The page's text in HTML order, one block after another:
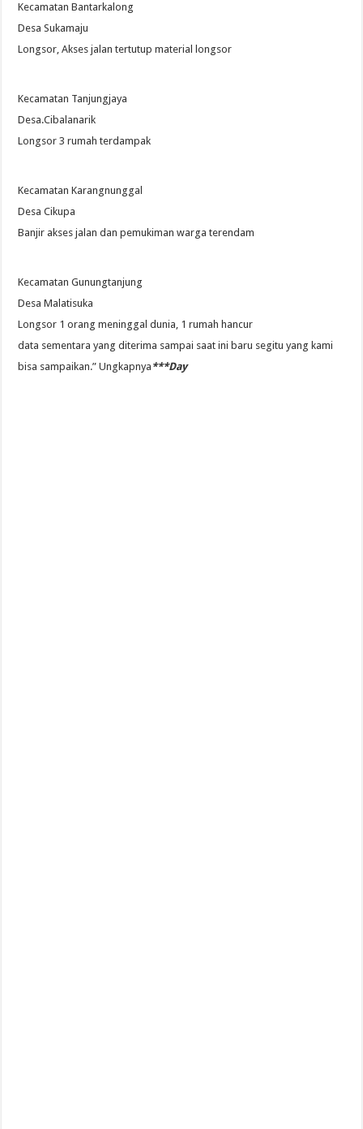
Kecamatan Bantarkalong
Desa Sukamaju
Longsor, Akses jalan tertutup material longsor
Kecamatan Tanjungjaya
Desa.Cibalanarik
Longsor 3 rumah terdampak
Kecamatan Karangnunggal
Desa Cikupa
Banjir akses jalan dan pemukiman warga terendam
Kecamatan Gunungtanjung
Desa Malatisuka
Longsor 1 orang meninggal dunia, 1 rumah hancur
data sementara yang diterima sampai saat ini baru segitu yang kami
bisa sampaikan.” Ungkapnya ***Day